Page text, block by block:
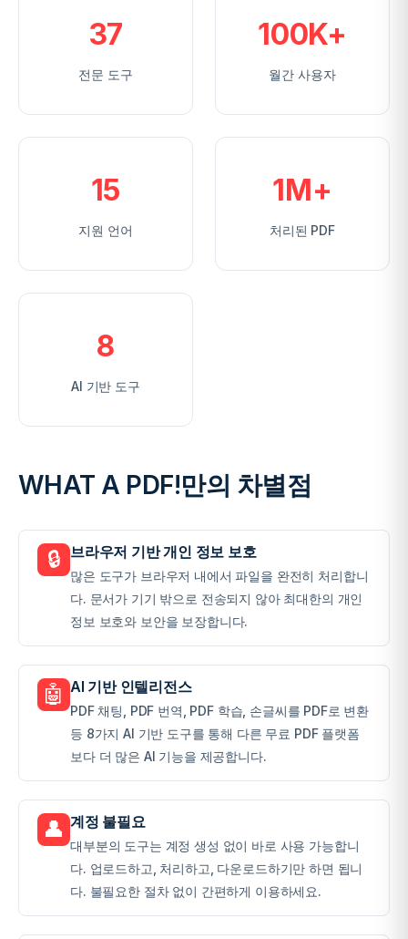
37
전문 도구
100K+
월간 사용자
15
지원 언어
1M+
처리된 PDF
8
AI 기반 도구
WHAT A PDF!만의 차별점
🔒 브라우저 기반 개인 정보 보호
많은 도구가 브라우저 내에서 파일을 완전히 처리합니
다. 문서가 기기 밖으로 전송되지 않아 최대한의 개인
정보 보호와 보안을 보장합니다.
🤖 AI 기반 인텔리전스
PDF 채팅, PDF 번역, PDF 학습, 손글씨를 PDF로 변환
등 8가지 AI 기반 도구를 통해 다른 무료 PDF 플랫폼
보다 더 많은 AI 기능을 제공합니다.
👤 계정 불필요
대부분의 도구는 계정 생성 없이 바로 사용 가능합니
다. 업로드하고, 처리하고, 다운로드하기만 하면 됩니
다. 불필요한 절차 없이 간편하게 이용하세요.